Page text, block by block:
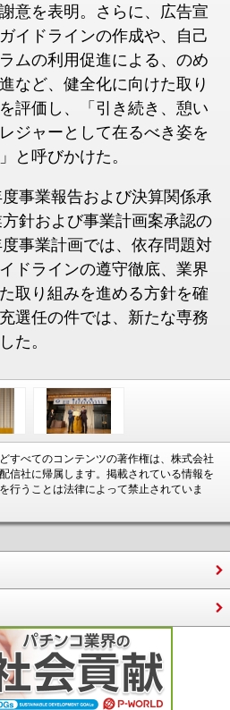
意を表明。さらに、広告宣
イドラインの作成や、自己
ムの利用促進による、のめ
など、健全化に向けた取り
評価し、「引き続き、憩い
ジャーとして在るべき姿を
と呼びかけた。
事業報告および決算関係承
針および事業計画案承認の
事業計画では、依存問題対
ドラインの遵守徹底、業界
取り組みを進める方針を確
選任の件では、新たな専務
た。
すべてのコンテンツの著作権は、株式会社
信社に帰属します。掲載されている情報を
行うことは法律によって禁止されていま